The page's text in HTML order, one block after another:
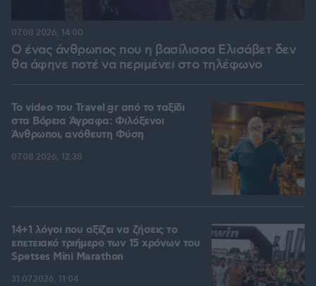
Ο ένας άνθρωπος που η βασίλισσα Ελισάβετ δεν
θα άφηνε ποτέ να περιμένει στο τηλέφωνο
07.08.2026, 14:00
To video του Travel.gr από το ταξίδι
στα Βόρεια Άγραφα: Φιλόξενοι
Άνθρωποι, ανόθευτη Φύση
07.08.2026, 12:38
14+1 λόγοι που αξίζει να ζήσεις το
επετειακό τριήμερο των 15 χρόνων του
Spetses Mini Marathon
31.07.2026, 11:04